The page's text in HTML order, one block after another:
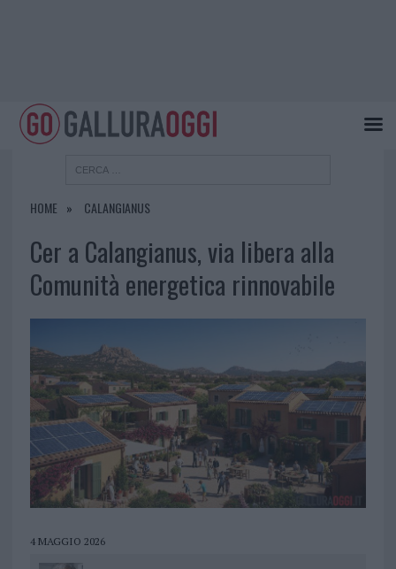
HOME CALANGIANUS
Cer a Calangianus, via libera alla
Comunità energetica rinnovabile
4 MAGGIO 2026